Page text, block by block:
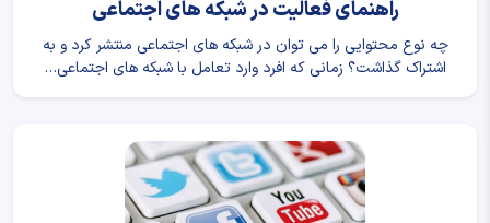
راهنمای فعالیت در شبکه های اجتماعی
چه نوع محتوایی را می توان در شبکه های اجتماعی منتشر کرد و به
اشتراک گذاشت؟ زمانی که افرد وارد تعامل با شبکه های اجتماعی…